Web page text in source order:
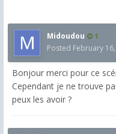
Midoudou 1
Posted February
Bonjour merci pour ce
Cependant je ne trouve
peux les avoir ?